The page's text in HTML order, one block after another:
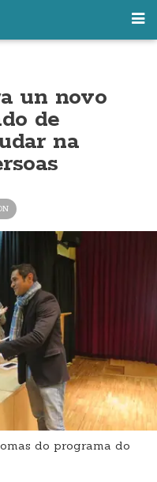
un novo
de
na
do programa do